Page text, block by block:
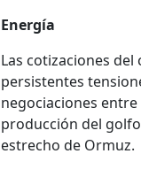
Energía
Las cotizaciones
persistentes
negociaciones
producción del
estrecho de Ormuz.